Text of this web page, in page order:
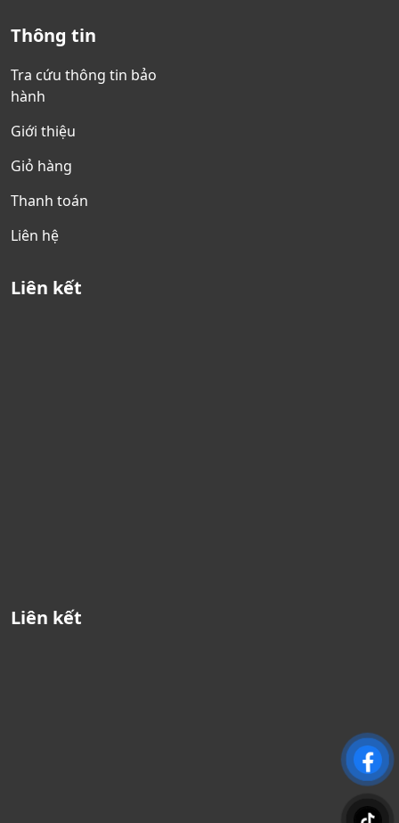
Thông tin
Tra cứu thông tin bảo
hành
Giới thiệu
Giỏ hàng
Thanh toán
Liên hệ
Liên kết
Liên kết